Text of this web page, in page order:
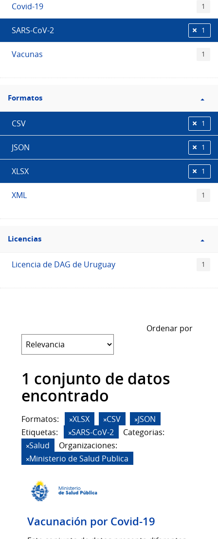
Covid-19 1
SARS-CoV-2 1
Vacunas 1
Filtro
Formatos
Formatos
CSV 1
JSON 1
XLSX 1
XML 1
Filtro
Licencias
Licencias
Licencia de DAG de Uruguay 1
Ordenar por
1 conjunto de datos
encontrado
Formatos: XLSX CSV
JSON
Etiquetas:
SARS-CoV-2
Categorias:
Salud
Organizaciones:
Ministerio de Salud Publica
Vacunación por Covid-19